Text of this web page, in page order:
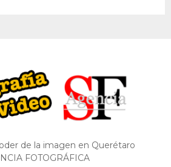
de la imagen en Querétaro
FOTOGRÁFICA